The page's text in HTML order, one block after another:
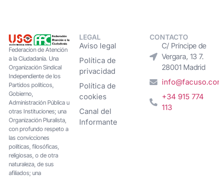
Federacion de Atención
a la Ciudadanía. Una
Organización Sindical
Independiente de los
Partidos políticos,
Gobierno,
Administración Pública u
otras Instituciones; una
Organización Pluralista,
con profundo respeto a
las convicciones
políticas, filosóficas,
religiosas, o de otra
naturaleza, de sus
afiliados; una
LEGAL
Aviso legal
Política de
privacidad
Política de
cookies
Canal del
Informante
CONTACTO
C/ Príncipe de
Vergara, 13 7.
28001 Madrid
+34 915 774
113